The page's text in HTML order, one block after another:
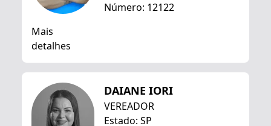
Número: 12122
Mais
detalhes
DAIANE IORI
VEREADOR
Estado: SP